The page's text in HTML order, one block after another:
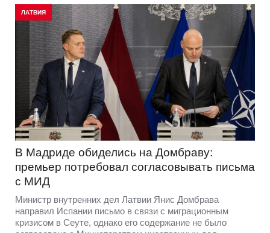
ЛАТВИЯ
В Мадриде обиделись на Домбраву:
премьер потребовал согласовывать письма
с МИД
Министр внутренних дел Латвии Янис Домбрава
направил Испании письмо в связи с миграционным
кризисом в Сеуте, однако его содержание не было